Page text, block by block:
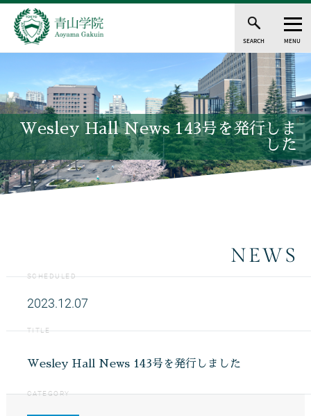
SEARCH MENU
Wesley Hall News 143号を発行しま
した
NEWS
SCHEDULED
2023.12.07
TITLE
Wesley Hall News 143号を発行しました
CATEGORY